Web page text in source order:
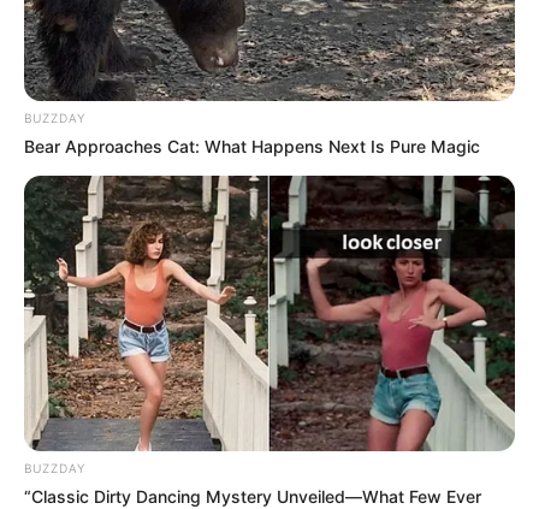
TAGS
ΕΥΒΟΙΑ
ΠΑΛΙΑ ΓΕΦΥΡΑ ΧΑΛΚΙΔΑΣ
ΤΑΥΤΟΤΗΤΑ ΚΑΙ ΕΠΙΚΟΙΝΩΝΙΑ ΟΡΟΙ ΧΡΗΣΗΣ
BUZZDAY
Bear Approaches Cat: What Happens Next Is Pure Magic
BUZZDAY
“Classic Dirty Dancing Mystery Unveiled—What Few Ever